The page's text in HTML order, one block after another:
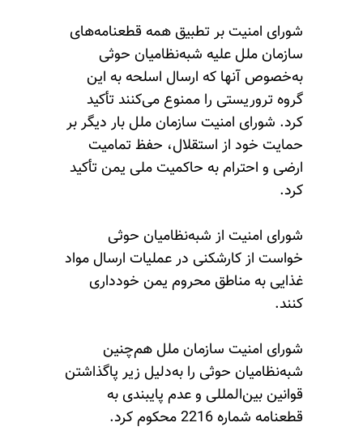
شورای امنیت بر تطبیق همه قطعنامه‌های
سازمان ملل علیه شبه‌نظامیان حوثی
به‌خصوص آنها که ارسال اسلحه به این
گروه تروریستی را ممنوع می‌کنند تأکید
کرد. شورای امنیت سازمان ملل بار دیگر بر
حمایت خود از استقلال، حفظ تمامیت
ارضی و احترام به حاکمیت ملی یمن تأکید
کرد.
شورای امنیت از شبه‌نظامیان حوثی
خواست از کارشکنی در عملیات ارسال مواد
غذایی به مناطق محروم یمن خودداری
کنند.
شورای امنیت سازمان ملل هم‌چنین
شبه‌نظامیان حوثی را به‌دلیل زیر پاگذاشتن
قوانین بین‌المللی و عدم پایبندی به
قطعنامه شماره 2216 محکوم کرد.